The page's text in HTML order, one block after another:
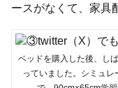
ースがなくて、家具
ベッドを購入した後、し
っていました。シミュ